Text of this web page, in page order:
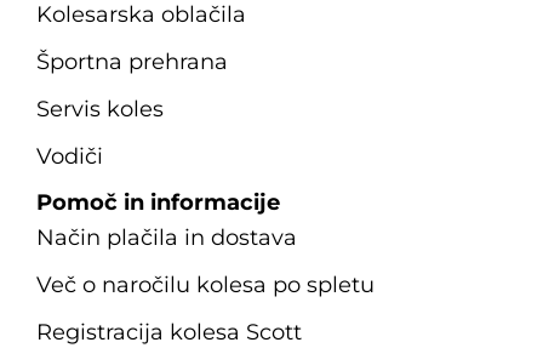
Kolesarska oblačila
Športna prehrana
Servis koles
Vodiči
Pomoč in informacije
Način plačila in dostava
Več o naročilu kolesa po spletu
Registracija kolesa Scott